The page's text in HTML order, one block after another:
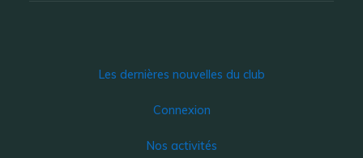
Les dernières nouvelles du club
Connexion
Nos activités